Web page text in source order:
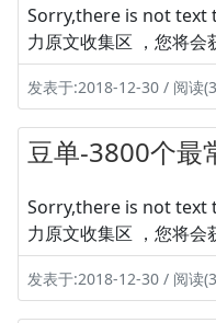
Sorry,there is not text
力原文收集区 ，您将会
发表于:2018-12-30 / 阅读
豆单-3800个最
Sorry,there is not text
力原文收集区 ，您将会
发表于:2018-12-30 / 阅读